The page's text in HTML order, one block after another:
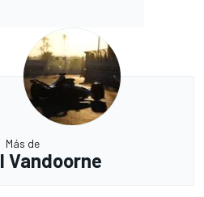
Más de
Vandoorne